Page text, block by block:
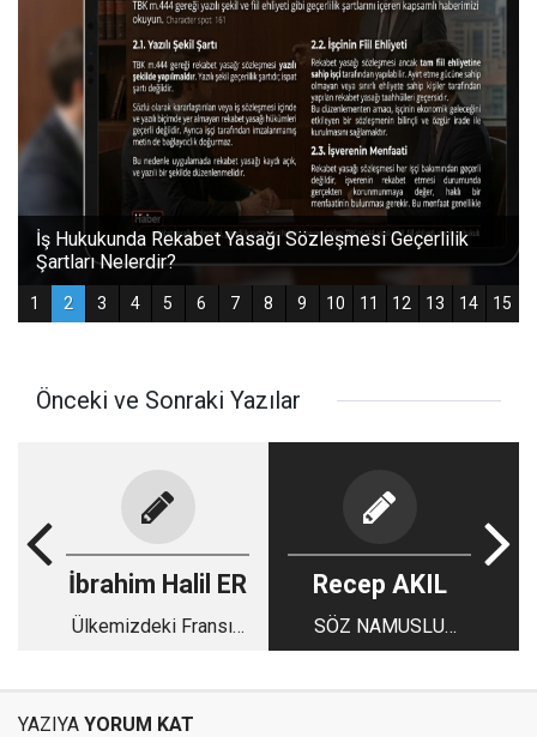
Önceki ve Sonraki Yazılar
İbrahim Halil ER
Ülkemizdeki Fransız
Recep AKIL
SÖZ NAMUSLU
ADAMIN AĞZINDA
YAZIYA YORUM KAT